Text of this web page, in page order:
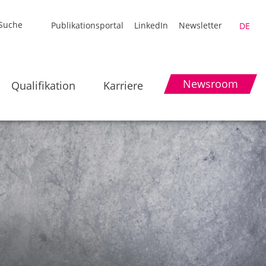
Publikationsportal LinkedIn Newsletter DE
Qualifikation Karriere Newsroom